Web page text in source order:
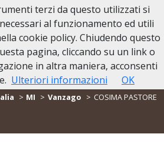
COSIMA PASTORE -
MI Vanzago COSIMA PASTORE
terzi da questo utilizzati si
al funzionamento ed utili
cookie policy. Chiudendo questo
pagina, cliccando su un link o
in altra maniera, acconsenti
Ulteriori informazioni OK